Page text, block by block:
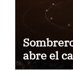
abre el